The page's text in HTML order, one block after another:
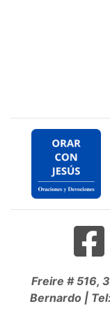
Freire # 516,
Bernardo | Tel: